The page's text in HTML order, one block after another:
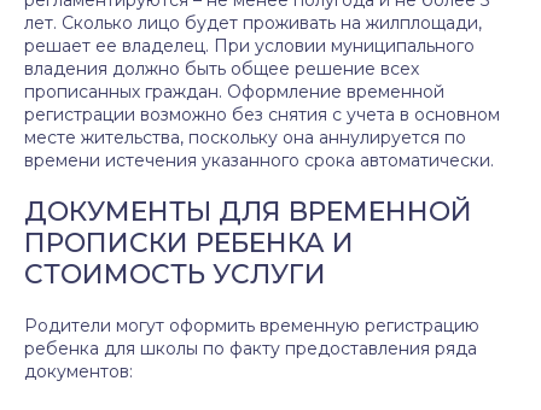
лет. Сколько лицо будет проживать на жилплощади,
решает ее владелец. При условии муниципального
владения должно быть общее решение всех
прописанных граждан. Оформление временной
регистрации возможно без снятия с учета в основном
месте жительства, поскольку она аннулируется по
времени истечения указанного срока автоматически.
ДОКУМЕНТЫ ДЛЯ ВРЕМЕННОЙ
ПРОПИСКИ РЕБЕНКА И
СТОИМОСТЬ УСЛУГИ
Родители могут оформить временную регистрацию
ребенка для школы по факту предоставления ряда
документов: